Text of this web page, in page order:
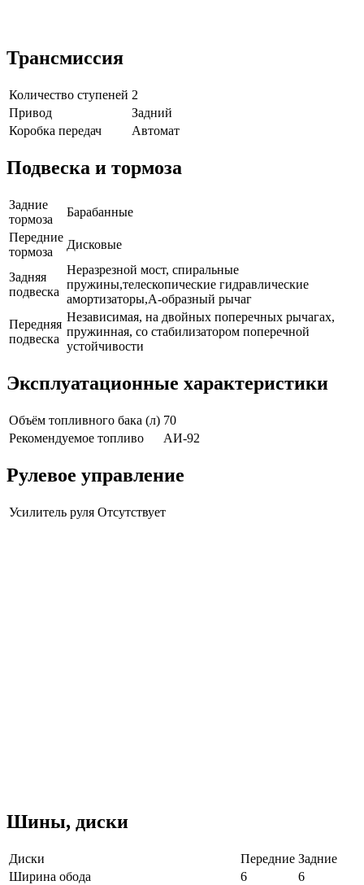
Трансмиссия
Количество ступеней 2
Привод
Задний
Коробка передач
Автомат
Подвеска и тормоза
Задние
тормоза
Барабанные
Передние
тормоза
Дисковые
Задняя
подвеска
Неразрезной мост, спиральные
пружины,телескопические гидравлические
амортизаторы,А-образный рычаг
Передняя
подвеска
Независимая, на двойных поперечных рычагах,
пружинная, со стабилизатором поперечной
устойчивости
Эксплуатационные характеристики
Объём топливного бака (л) 70
Рекомендуемое топливо
АИ-92
Рулевое управление
Усилитель руля Отсутствует
Шины, диски
Диски Передние Задние
Ширина обода
6 6